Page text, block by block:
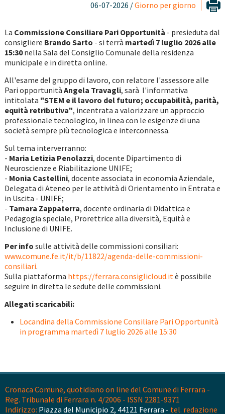
06-07-2026 /Giorno per giorno
La Commissione Consiliare Pari Opportunità - presieduta dal
consigliere Brando Sarto - si terrà martedì 7 luglio 2026 alle
15:30nella Sala del Consiglio Comunale della residenza
municipale e in diretta online.
All'esame del gruppo di lavoro, con relatore l'assessore alle
Pari opportunità Angela Travagli, sarà l'informativa
intitolata "STEM e il lavoro del futuro; occupabilità, parità,
equità retributiva", incentrata a valorizzare un approccio
professionale tecnologico, in linea con le esigenze di una
società sempre più tecnologica e interconnessa.
Sul tema interverranno:
- Maria Letizia Penolazzi, docente Dipartimento di
Neuroscienze e Riabilitazione UNIFE;
- Monia Castellini, docente associata in economia Aziendale,
Delegata di Ateneo per le attività di Orientamento in Entrata e
in Uscita - UNIFE;
- Tamara Zappaterra, docente ordinaria di Didattica e
Pedagogia speciale, Prorettrice alla diversità, Equità e
Inclusione di UNIFE.
Per info sulle attività delle commissioni consiliari:
www.comune.fe.it/it/b/11822/agenda-delle-commissioni-
consiliari.
Sulla piattaforma https://ferrara.consiglicloud.itè possibile
seguire in diretta le sedute delle commissioni.
Allegati scaricabili:
Locandina della Commissione Consiliare Pari Opportunità
in programma martedì 7 luglio 2026 alle 15:30
Cronaca Comune, quotidiano on line del Comune di Ferrara -
Reg. Tribunale di Ferrara n. 4/2006 - ISSN 2281-9371
Indirizzo: Piazza del Municipio 2, 44121 Ferrara - tel. redazione